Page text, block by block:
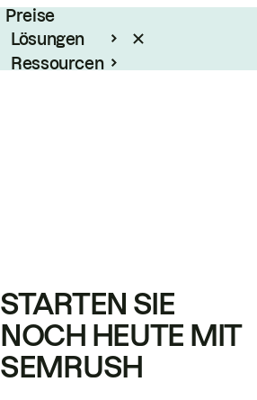
Preise
Lösungen
Ressourcen
STARTEN SIE
NOCH HEUTE MIT
SEMRUSH